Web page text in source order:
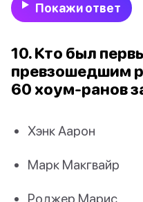
Покажи ответ
10. Кто был
превзошедшим
60 хоум-ранов
Хэнк Аарон
Марк Макгвайр
Роджер Марис